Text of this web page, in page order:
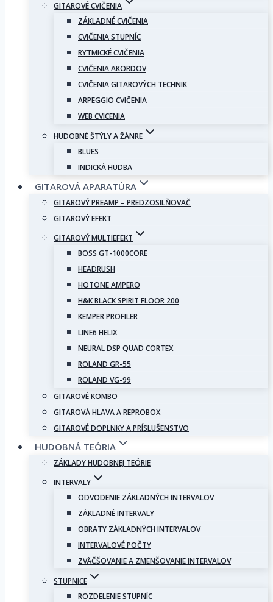
GITAROVÉ CVIČENIA
ZÁKLADNÉ CVIČENIA
CVIČENIA STUPNÍC
RYTMICKÉ CVIČENIA
CVIČENIA AKORDOV
CVIČENIA GITAROVÝCH TECHNIK
ARPEGGIO CVIČENIA
WEB CVICENIA
HUDOBNÉ ŠTÝLY A ŽÁNRE
BLUES
INDICKÁ HUDBA
GITAROVÁ APARATÚRA
GITAROVÝ PREAMP – PREDZOSILŇOVAČ
GITAROVÝ EFEKT
GITAROVÝ MULTIEFEKT
BOSS GT-1000CORE
HEADRUSH
HOTONE AMPERO
H&K BLACK SPIRIT FLOOR 200
KEMPER PROFILER
LINE6 HELIX
NEURAL DSP QUAD CORTEX
ROLAND GR-55
ROLAND VG-99
GITAROVÉ KOMBO
GITAROVÁ HLAVA A REPROBOX
GITAROVÉ DOPLNKY A PRÍSLUŠENSTVO
HUDOBNÁ TEÓRIA
ZÁKLADY HUDOBNEJ TEÓRIE
INTERVALY
ODVODENIE ZÁKLADNÝCH INTERVALOV
ZÁKLADNÉ INTERVALY
OBRATY ZÁKLADNÝCH INTERVALOV
INTERVALOVÉ POČTY
ZVÄČŠOVANIE A ZMENŠOVANIE INTERVALOV
STUPNICE
ROZDELENIE STUPNÍC